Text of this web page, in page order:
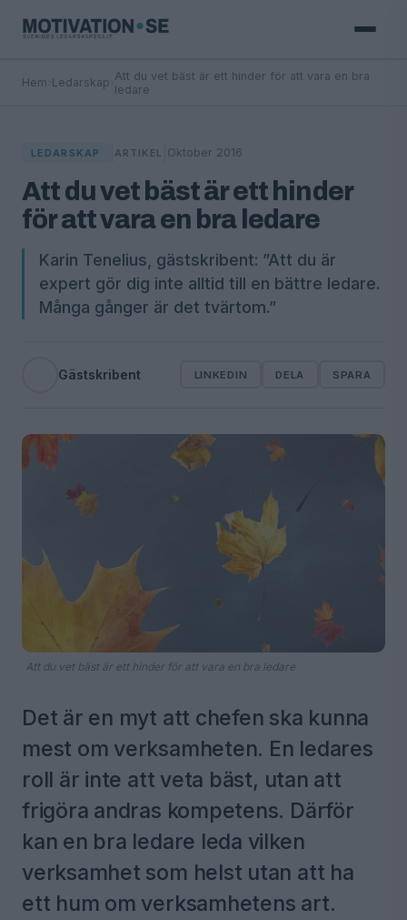
Hem Ledarskap Att du vet bäst är ett hinder för att vara en bra
ledare
LEDARSKAP ARTIKEL Oktober 2016
Att du vet bäst är ett hinder
för att vara en bra ledare
Karin Tenelius, gästskribent: ”Att du är
expert gör dig inte alltid till en bättre ledare.
Många gånger är det tvärtom.”
Gästskribent LINKEDIN DELA SPARA
Att du vet bäst är ett hinder för att vara en bra ledare
Det är en myt att chefen ska kunna
mest om verksamheten. En ledares
roll är inte att veta bäst, utan att
frigöra andras kompetens. Därför
kan en bra ledare leda vilken
verksamhet som helst utan att ha
ett hum om verksamhetens art.